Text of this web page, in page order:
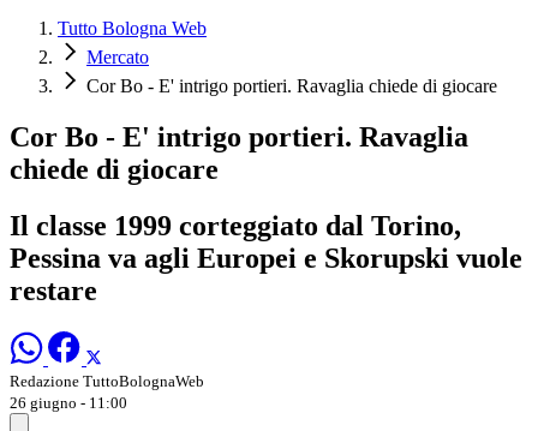
Tutto Bologna Web
Mercato
Cor Bo - E' intrigo portieri. Ravaglia chiede di giocare
Cor Bo - E' intrigo portieri. Ravaglia
chiede di giocare
Il classe 1999 corteggiato dal Torino,
Pessina va agli Europei e Skorupski vuole
restare
Redazione TuttoBolognaWeb
26 giugno - 11:00